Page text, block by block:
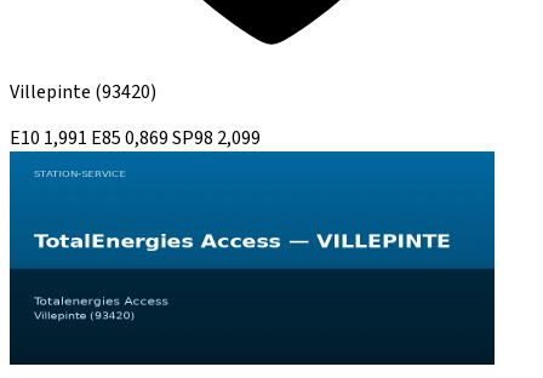
Villepinte (93420)
E10 1,991 E850,869SP98 2,099